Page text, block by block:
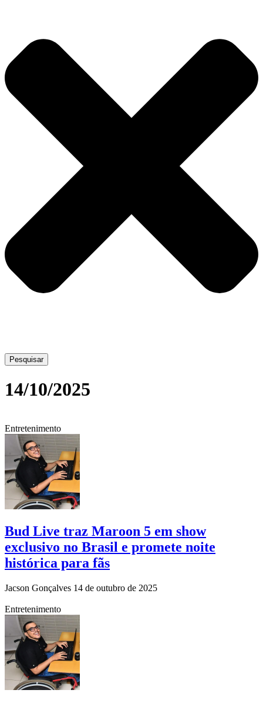
Pesquisar
14/10/2025
Entretenimento
Bud Live traz Maroon 5 em show
exclusivo no Brasil e promete noite
histórica para fãs
Jacson Gonçalves 14 de outubro de 2025
Entretenimento